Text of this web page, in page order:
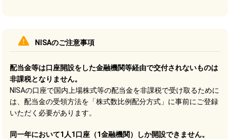
NISAのご注意事項
配当金等は口座開設をした金融機関等経由で交付されないものは
非課税となりません。
NISAの口座で国内上場株式等の配当金を非課税で受け取るために
は、配当金の受領方法を「株式数比例配分方式」に事前にご登録
いただく必要があります。
同一年において1人1口座（1金融機関）しか開設できません。